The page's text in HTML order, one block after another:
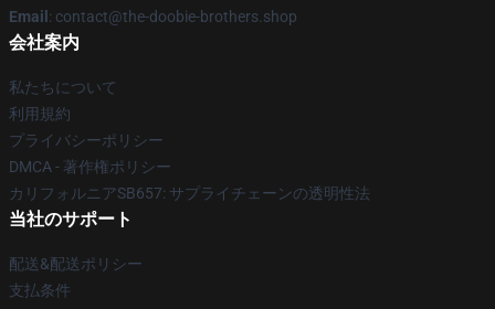
Email : contact@the-doobie-brothers.shop
会社案内
私たちについて
利用規約
プライバシーポリシー
DMCA - 著作権ポリシー
カリフォルニアSB657: サプライチェーンの透明性法
当社のサポート
配送&配送ポリシー
支払条件